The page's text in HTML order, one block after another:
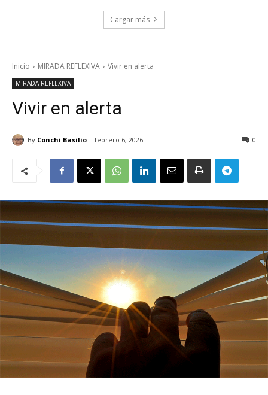
Cargar más